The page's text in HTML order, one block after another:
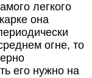
легкого
она
огне, то
его нужно на